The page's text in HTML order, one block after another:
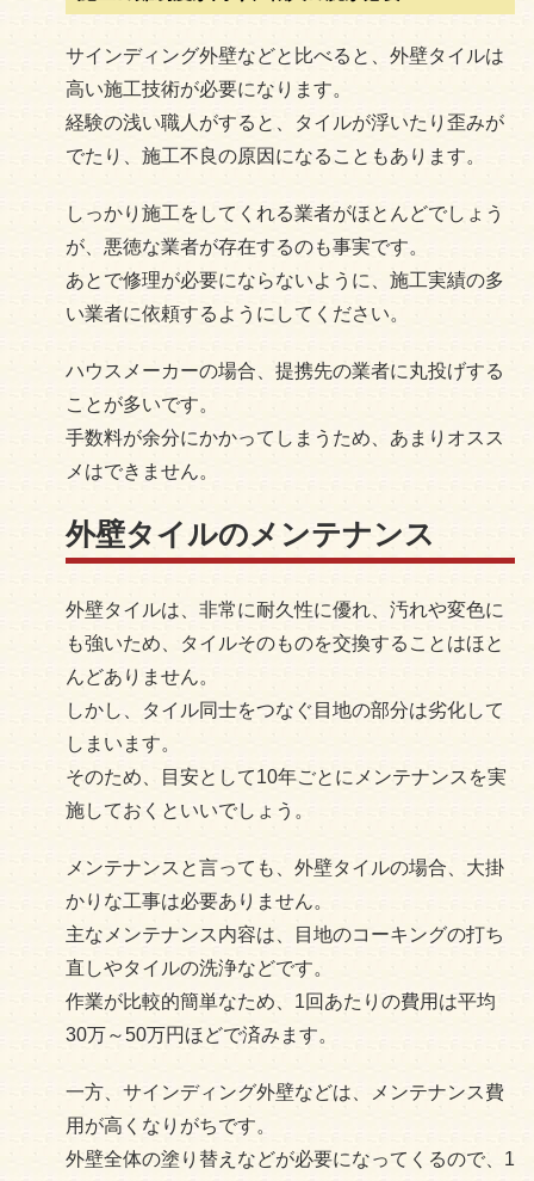
サインディング外壁などと比べると、外壁タイルは
高い施工技術が必要になります。
経験の浅い職人がすると、タイルが浮いたり歪みが
でたり、施工不良の原因になることもあります。
しっかり施工をしてくれる業者がほとんどでしょう
が、悪徳な業者が存在するのも事実です。
あとで修理が必要にならないように、施工実績の多
い業者に依頼するようにしてください。
ハウスメーカーの場合、提携先の業者に丸投げする
ことが多いです。
手数料が余分にかかってしまうため、あまりオスス
メはできません。
外壁タイルのメンテナンス
外壁タイルは、非常に耐久性に優れ、汚れや変色に
も強いため、タイルそのものを交換することはほと
んどありません。
しかし、タイル同士をつなぐ目地の部分は劣化して
しまいます。
そのため、目安として10年ごとにメンテナンスを実
施しておくといいでしょう。
メンテナンスと言っても、外壁タイルの場合、大掛
かりな工事は必要ありません。
主なメンテナンス内容は、目地のコーキングの打ち
直しやタイルの洗浄などです。
作業が比較的簡単なため、1回あたりの費用は平均
30万～50万円ほどで済みます。
一方、サインディング外壁などは、メンテナンス費
用が高くなりがちです。
外壁全体の塗り替えなどが必要になってくるので、1